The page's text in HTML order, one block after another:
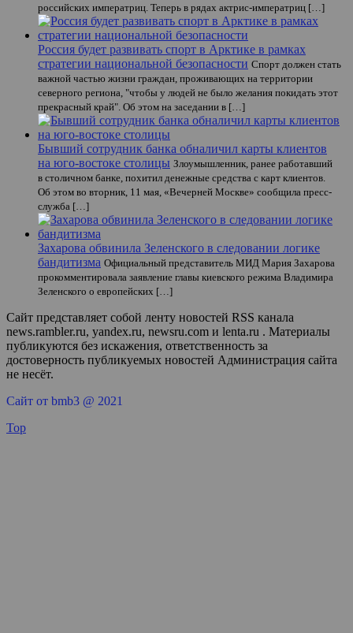
российских императриц. Теперь в рядах актрис-императриц […]
Россия будет развивать спорт в Арктике в рамках
стратегии национальной безопасности Спорт должен стать
важной частью жизни граждан, проживающих на территории
северного региона, "чтобы у людей не было желания покидать этот
прекрасный край". Об этом на заседании в […]
Бывший сотрудник банка обналичил карты клиентов
на юго-востоке столицы Злоумышленник, ранее работавший
в столичном банке, похитил денежные средства с карт клиентов.
Об этом во вторник, 11 мая, «Вечерней Москве» сообщила пресс-
служба […]
Захарова обвинила Зеленского в следовании логике
бандитизма Официальный представитель МИД Мария Захарова
прокомментировала заявление главы киевского режима Владимира
Зеленского о европейских […]
Сайт представляет собой ленту новостей RSS канала
news.rambler.ru, yandex.ru, newsru.com и lenta.ru . Материалы
публикуются без искажения, ответственность за
достоверность публикуемых новостей Администрация сайта
не несёт.
Сайт от bmb3 @ 2021
Top